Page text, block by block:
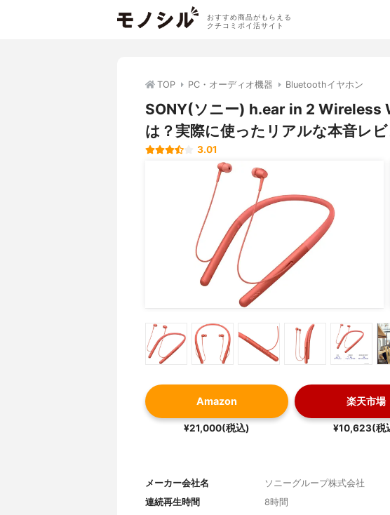
おすすめ商品がもらえる
クチコミポイ活サイト
TOP PC・オーディオ機器 Bluetoothイヤホン
SONY(ソニー) h.ear in 2 Wireless
は？実際に使ったリアルな本音レ
3.01
Amazon
¥21,000(税込)
楽天市場
¥10,623(税
メーカー会社名
ソニーグループ株式会社
連続再生時間
8時間